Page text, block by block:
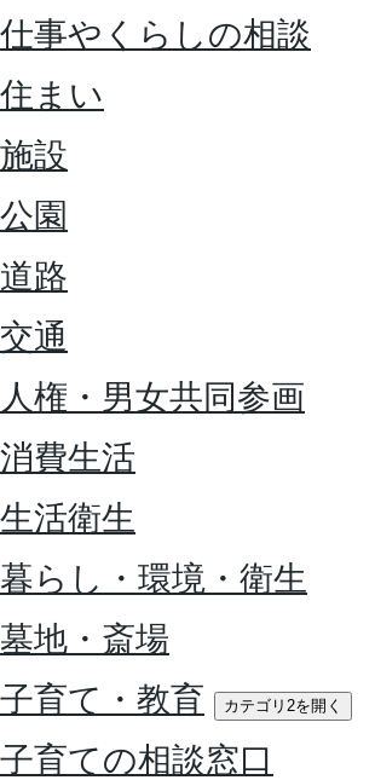
仕事やくらしの相談
住まい
施設
公園
道路
交通
人権・男女共同参画
消費生活
生活衛生
暮らし・環境・衛生
墓地・斎場
子育て・教育
カテゴリ2を開く
子育ての相談窓口